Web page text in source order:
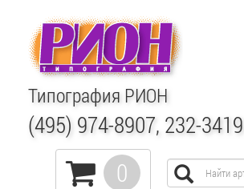
Типография РИОН
(495) 974-8907, 232-3419
0